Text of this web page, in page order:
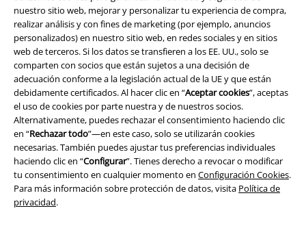
nuestro sitio web, mejorar y personalizar tu experiencia de compra,
realizar análisis y con fines de marketing (por ejemplo, anuncios
personalizados) en nuestro sitio web, en redes sociales y en sitios
web de terceros. Si los datos se transfieren a los EE. UU., solo se
comparten con socios que están sujetos a una decisión de
adecuación conforme a la legislación actual de la UE y que están
debidamente certificados. Al hacer clic en “Aceptar cookies”, aceptas
el uso de cookies por parte nuestra y de nuestros socios.
Alternativamente, puedes rechazar el consentimiento haciendo clic
en “Rechazar todo”—en este caso, solo se utilizarán cookies
necesarias. También puedes ajustar tus preferencias individuales
haciendo clic en “Configurar”. Tienes derecho a revocar o modificar
tu consentimiento en cualquier momento en Configuración Cookies.
Para más información sobre protección de datos, visita Política de
privacidad.
Aviso Legal
Ley protección de datos
Eliminación de residuos y protección del medioambiente
Declaración de Conformidad
Información sobre accesibilidad
Configuración Cookies
Cancelar pedido